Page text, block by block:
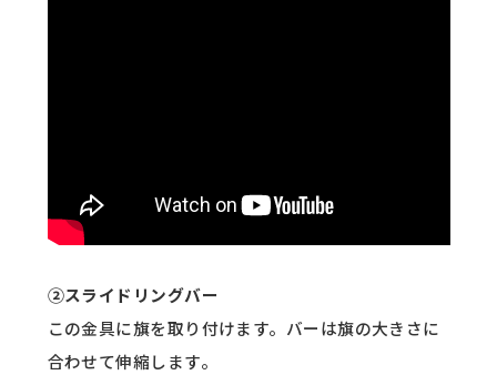
②スライドリングバー
この金具に旗を取り付けます。バーは旗の大きさに
合わせて伸縮します。